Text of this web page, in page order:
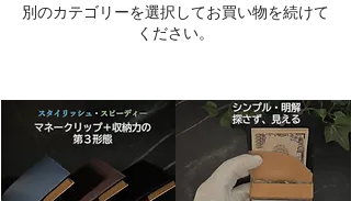
別のカテゴリーを選択してお買い物を続けて
ください。